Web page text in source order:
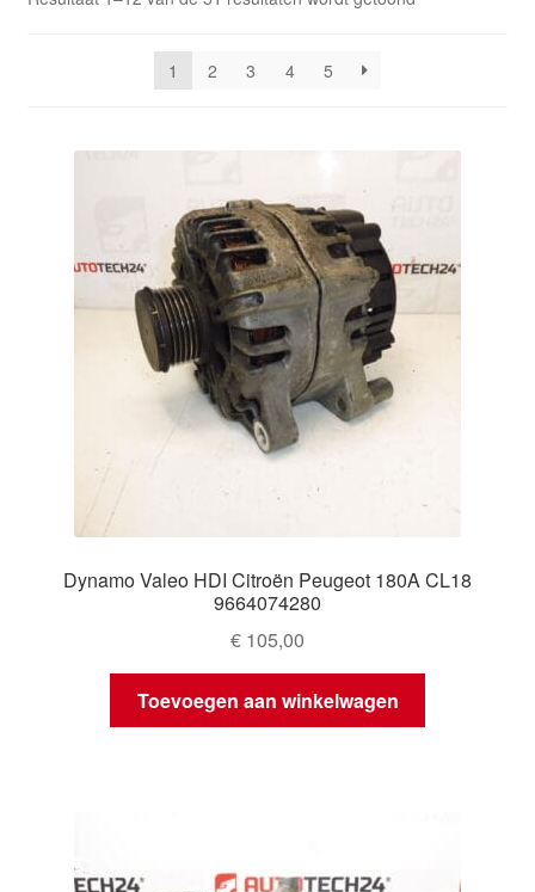
Mijn account
Wereldwijde verzending
Winkelwagen
1
2 3 4 5
Dynamo Valeo HDI Citroën Peugeot 180A CL18
9664074280
€ 105,00
Toevoegen aan winkelwagen